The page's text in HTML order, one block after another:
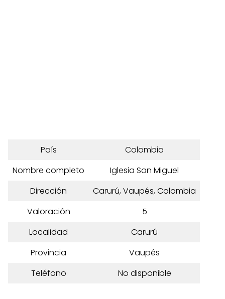
País
Colombia
Nombre completo
Iglesia San Miguel
Dirección
Carurú, Vaupés, Colombia
Valoración
5
Localidad
Carurú
Provincia
Vaupés
Teléfono
No disponible